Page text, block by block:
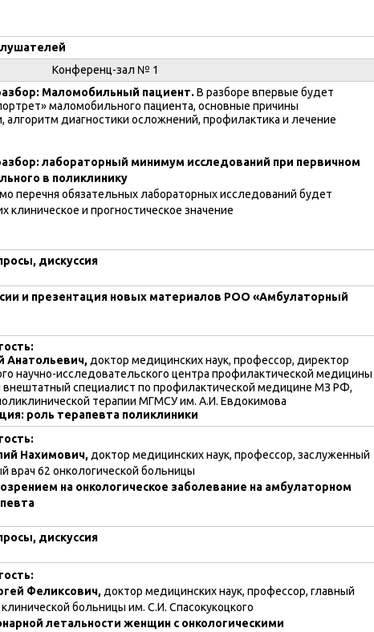
Конференц-зал № 1
Маломобильный пациент. В разборе впервые будет
маломобильного пациента, основные причины
алгоритм диагностики осложнений, профилактика и лечение
лабораторный минимум исследований при первичном
в поликлинику
перечня обязательных лабораторных исследований будет
клиническое и прогностическое значение
дискуссия
и презентация новых материалов РОО «Амбулаторный
Анатольевич, доктор медицинских наук, профессор, директор
научно-исследовательского центра профилактической медицины
специалист по профилактической медицине МЗ РФ,
терапии МГМСУ им. А.И. Евдокимова
роль терапевта поликлиники
Нахимович, доктор медицинских наук, профессор, заслуженный
врач 62 онкологической больницы
на онкологическое заболевание на амбулаторном
дискуссия
Феликсович, доктор медицинских наук, профессор, главный
больницы им. С.И. Спасокукоцкого
летальности женщин с онкологическими